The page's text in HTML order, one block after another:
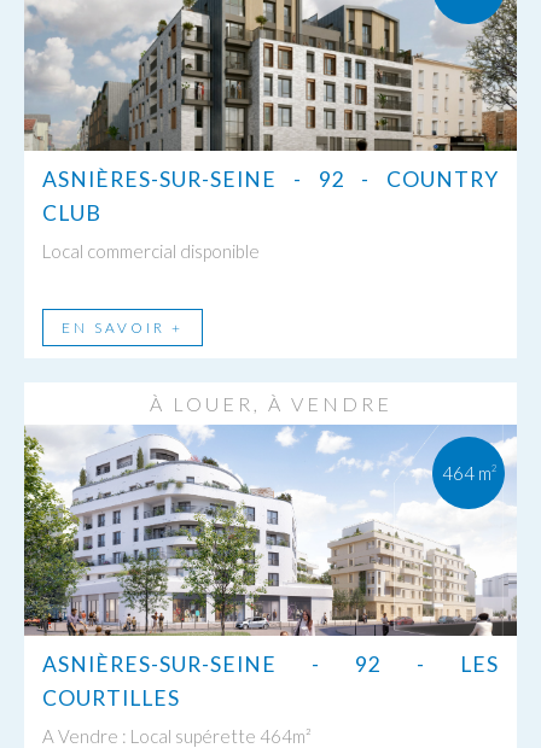
ASNIÈRES-SUR-SEINE - 92 - COUNTRY
CLUB
Local commercial disponible
EN SAVOIR +
À LOUER, À VENDRE
464 m2
ASNIÈRES-SUR-SEINE - 92 - LES
COURTILLES
A Vendre : Local supérette 464m²